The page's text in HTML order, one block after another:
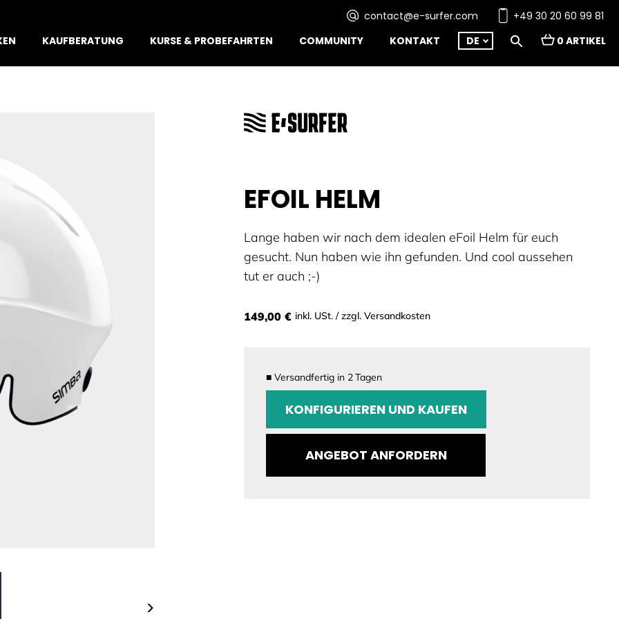
contact@e-surfer.com
+49 30 20 60 99 81
KAUFBERATUNG KURSE & PROBEFAHRTEN COMMUNITY KONTAKT DE 0 ARTIKEL
>
EFOIL HELM
Lange haben wir nach dem idealen eFoil Helm für euch
gesucht. Nun haben wie ihn gefunden. Und cool aussehen
tut er auch ;-)
149,00 € inkl. USt. / zzgl. Versandkosten
■ Versandfertig in 2Tagen
KONFIGURATION
GrößeKONFIGURIEREN UND KAUFEN
ANGEBOT ANFORDERN